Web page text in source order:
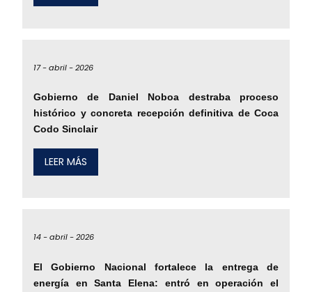
17 -abril -2026
Gobierno de Daniel Noboa destraba proceso
histórico y concreta recepción definitiva de Coca
Codo Sinclair
LEER MÁS
14 -abril -2026
El Gobierno Nacional fortalece la entrega de
energía en Santa Elena: entró en operación el